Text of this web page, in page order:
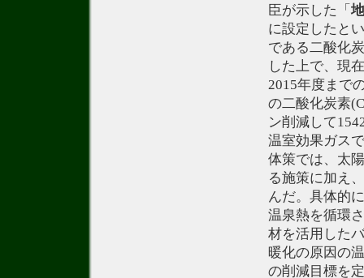
臣が示した「
に設定したと
である二酸化
した上で、現
2015年度まで
の二酸化炭素
ン削減して
温室効果ガス
体策では、太
る施策に加え
んだ。具体的
温泉熱を循環
材を活用した
暖化の原因の
の削減目標を